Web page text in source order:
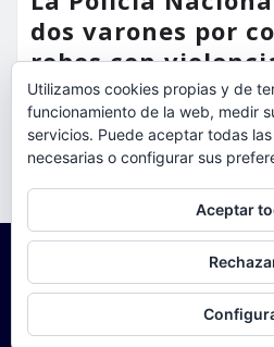
dos varones por
robos con
misma mañana
torrent al dia Ago 7,
Utilizamos cookies propias y de
funcionamiento de la web, medir
servicios. Puede aceptar todas
necesarias o configurar sus
Aceptar
Para obtener más información,